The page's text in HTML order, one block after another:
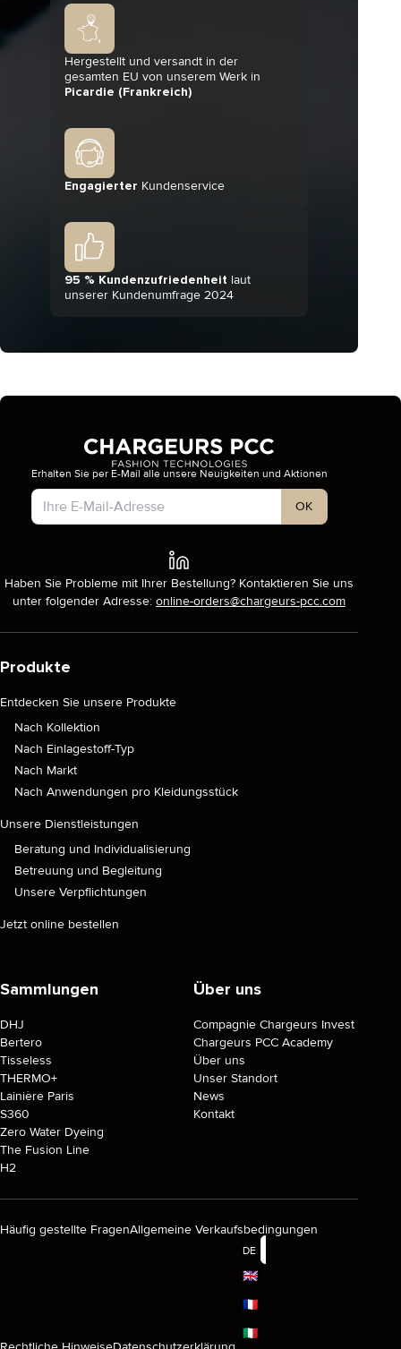
Hergestellt und versandt in der
gesamten EU von unserem Werk in
Picardie (Frankreich)
Engagierter Kundenservice
95 % Kundenzufriedenheit laut
unserer Kundenumfrage 2024
Kontotyp
Erhalten Sie per E-Mail alle unsere Neuigkeiten und Aktionen
OK
Haben Sie Probleme mit Ihrer Bestellung? Kontaktieren Sie uns
unter folgender Adresse: online-orders@chargeurs-pcc.com
Produkte
Entdecken Sie unsere Produkte
Nach Kollektion
Nach Einlagestoff-Typ
Nach Markt
Nach Anwendungen pro Kleidungsstück
Unsere Dienstleistungen
Beratung und Individualisierung
Betreuung und Begleitung
Unsere Verpflichtungen
Jetzt online bestellen
Sammlungen
DHJ
Bertero
Tisseless
THERMO+
Lainière Paris
S360
Zero Water Dyeing
The Fusion Line
H2
Über uns
Compagnie Chargeurs Invest
Chargeurs PCC Academy
Über uns
Unser Standort
News
Kontakt
Häufig gestellte FragenAllgemeine Verkaufsbedingungen
DE
🇬🇧
🇫🇷
🇮🇹